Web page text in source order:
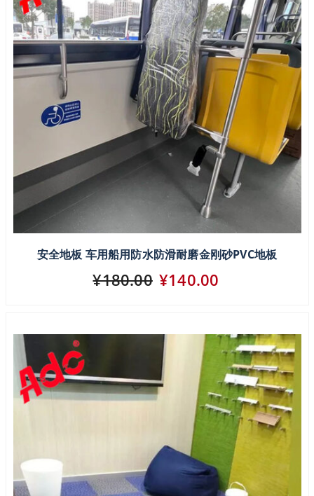
安全地板 车用船用防水防滑耐磨金刚砂PVC地板
¥180.00 ¥140.00